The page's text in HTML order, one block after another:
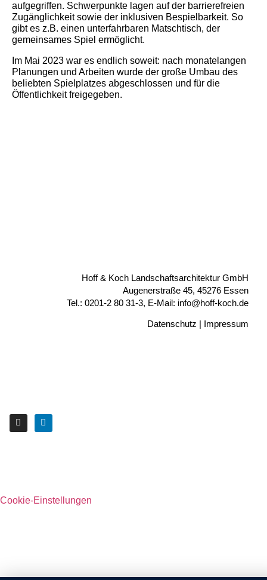
aufgegriffen. Schwerpunkte lagen auf der barrierefreien
Zugänglichkeit sowie der inklusiven Bespielbarkeit. So
gibt es z.B. einen unterfahrbaren Matschtisch, der
gemeinsames Spiel ermöglicht.
Im Mai 2023 war es endlich soweit: nach monatelangen
Planungen und Arbeiten wurde der große Umbau des
beliebten Spielplatzes abgeschlossen und für die
Öffentlichkeit freigegeben.
Hoff & Koch Landschaftsarchitektur GmbH
Augenerstraße 45, 45276 Essen
Tel.: 0201-2 80 31-3, E-Mail: info@hoff-koch.de
Datenschutz | Impressum
Cookie-Einstellungen